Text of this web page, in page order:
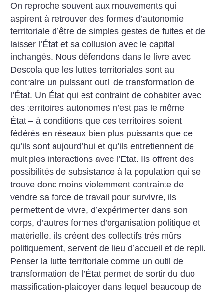
On reproche souvent aux mouvements qui
aspirent à retrouver des formes d’autonomie
territoriale d’être de simples gestes de fuites et de
laisser l’État et sa collusion avec le capital
inchangés. Nous défendons dans le livre avec
Descola que les luttes territoriales sont au
contraire un puissant outil de transformation de
l’État. Un État qui est contraint de cohabiter avec
des territoires autonomes n’est pas le même
État – à conditions que ces territoires soient
fédérés en réseaux bien plus puissants que ce
qu’ils sont aujourd’hui et qu’ils entretiennent de
multiples interactions avec l’Etat. Ils offrent des
possibilités de subsistance à la population qui se
trouve donc moins violemment contrainte de
vendre sa force de travail pour survivre, ils
permettent de vivre, d’expérimenter dans son
corps, d’autres formes d’organisation politique et
matérielle, ils créent des collectifs très mûrs
politiquement, servent de lieu d’accueil et de repli.
Penser la lutte territoriale comme un outil de
transformation de l’État permet de sortir du duo
massification-plaidoyer dans lequel beaucoup de